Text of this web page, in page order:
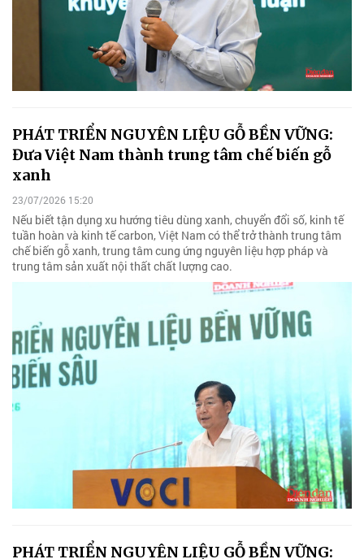
PHÁT TRIỂN NGUYÊN LIỆU GỖ BỀN VỮNG:
Đưa Việt Nam thành trung tâm chế biến gỗ
xanh
23/07/2026 15:20
Nếu biết tận dụng xu hướng tiêu dùng xanh, chuyển đổi số, kinh tế
tuần hoàn và kinh tế carbon, Việt Nam có thể trở thành trung tâm
chế biến gỗ xanh, trung tâm cung ứng nguyên liệu hợp pháp và
trung tâm sản xuất nội thất chất lượng cao.
PHÁT TRIỂN NGUYÊN LIỆU GỖ BỀN VỮNG: